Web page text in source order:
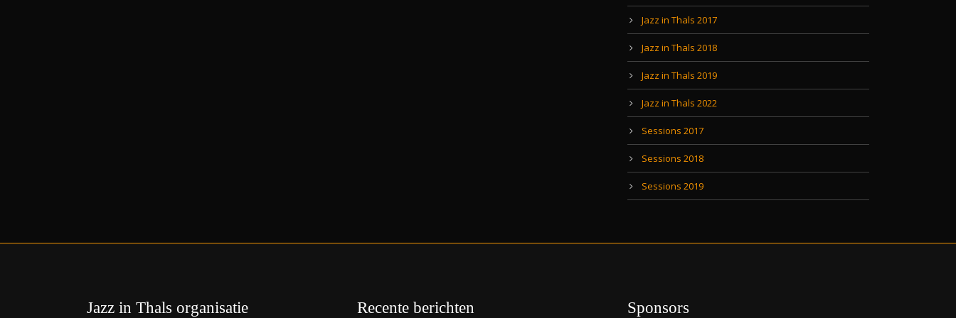
Jazz in Thals 2017
Jazz in Thals 2018
Jazz in Thals 2019
Jazz in Thals 2022
Sessions 2017
Sessions 2018
Sessions 2019
Jazz in Thals organisatie Recente berichten Sponsors